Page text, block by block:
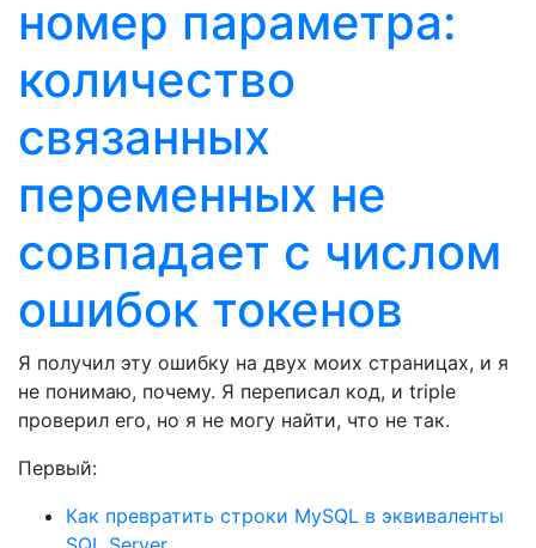
номер параметра:
количество
связанных
переменных не
совпадает с числом
ошибок токенов
Я получил эту ошибку на двух моих страницах, и я
не понимаю, почему. Я переписал код, и triple
проверил его, но я не могу найти, что не так.
Первый:
Как превратить строки MySQL в эквиваленты